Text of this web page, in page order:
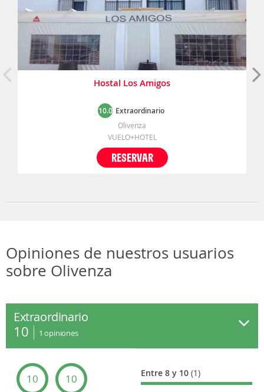
Hostal Los Amigos
10.0 Extraordinario
Olivenza
VUELO+HOTEL
RESERVAR
Opiniones de nuestros usuarios
sobre Olivenza
Extraordinario
10 1 opiniones
10 10 Entre 8 y 10(1)